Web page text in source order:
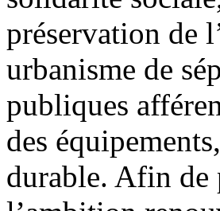
préservation de
urbanisme de
publiques
des
durable. Afin de